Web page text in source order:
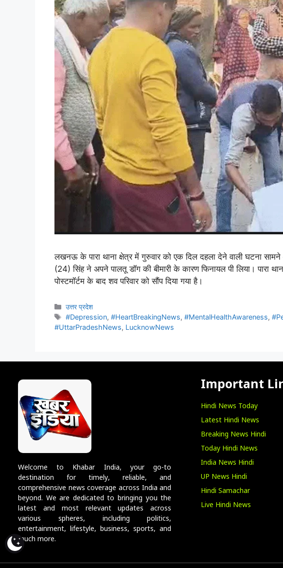
लखनऊ के पारा थाना क्षेत्र में गुरुवार को एक दिल दहला देने वाली घटना
(24) सिंह ने अपने पालतू डॉग की बीमारी के कारण फिनायल पी लिया। पारा
पोस्टमॉर्टम के बाद शव परिवार को सौंप दिया गया है।
उत्तर प्रदेश
#Depression,#HeartBreakingNews,#MentalHealthAwareness,
#UttarPradeshNews, LucknowNews
Welcome to Khabar India, your go-to
destination for timely, reliable, and
comprehensive news coverage across India and
beyond. We are dedicated to bringing you the
latest and most relevant updates across
various spheres, including politics,
entertainment, lifestyle, business, sports, and
much more.
Important
Hindi News Today
Latest Hindi News
Breaking News Hindi
Today Hindi News
India News Hindi
UP News Hindi
Hindi Samachar
Live Hindi News